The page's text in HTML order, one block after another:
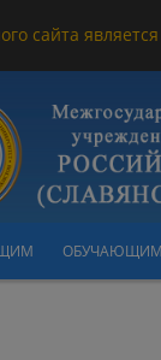
сайта